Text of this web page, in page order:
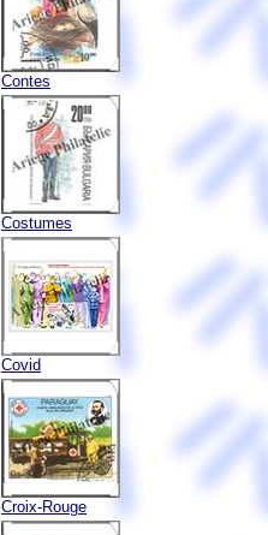
Contes
Costumes
Covid
Croix-Rouge